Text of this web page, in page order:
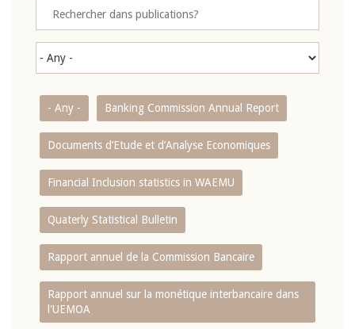
- Any - Banking Commission Annual Report
Documents d’Etude et d’Analyse Economiques
Financial Inclusion statistics in WAEMU
Quaterly Statistical Bulletin
Rapport annuel de la Commission Bancaire
Rapport annuel sur la monétique interbancaire dans
l'UEMOA